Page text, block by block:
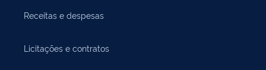
Receitas e despesas
Licitações e contratos